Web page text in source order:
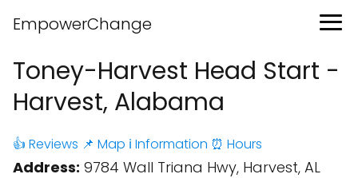
EmpowerChange
Toney-Harvest Head Start -
Harvest, Alabama
👍 Reviews 📌 Map ℹ️ Information ⏰ Hours
Address: 9784 Wall Triana Hwy, Harvest, AL